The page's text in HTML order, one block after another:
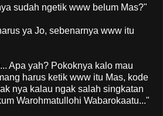
sudah ngetik www belum Mas?"
ya Jo, sebenarnya www itu
Apa yah? Pokoknya kalo mau
harus ketik www itu Mas, kode
nya kalau ngak salah singkatan
Warohmatullohi Wabarokaatu..."